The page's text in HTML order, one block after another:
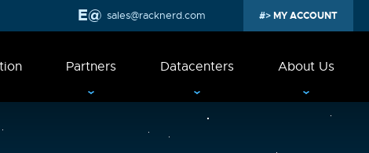
sales@racknerd.com MY ACCOUNT
Partners Datacenters About Us